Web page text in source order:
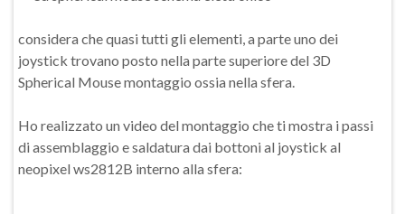
considera che quasi tutti gli elementi, a parte uno dei
joystick trovano posto nella parte superiore del 3D
Spherical Mouse montaggio ossia nella sfera.
Ho realizzato un video del montaggio che ti mostra i passi
di assemblaggio e saldatura dai bottoni al joystick al
neopixel ws2812B interno alla sfera: